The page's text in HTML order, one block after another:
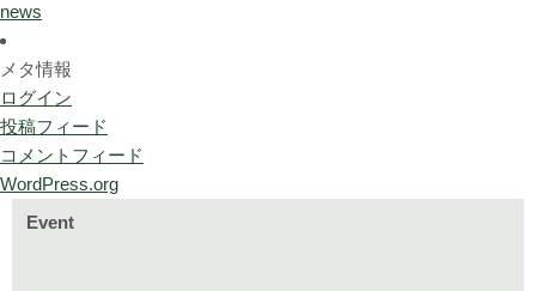
news
メタ情報
ログイン
投稿フィード
コメントフィード
WordPress.org
Event